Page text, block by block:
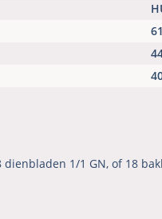
1/1 GN, of 18